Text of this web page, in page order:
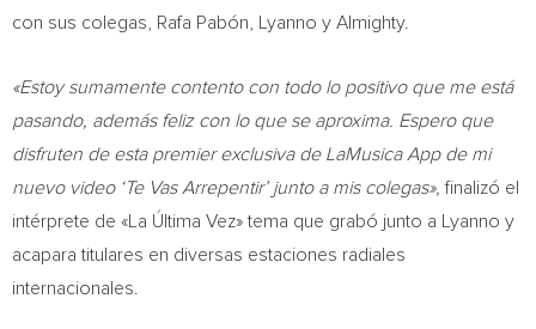
con sus colegas, Rafa Pabón, Lyanno y Almighty.
«Estoy sumamente contento con todo lo positivo que me está
pasando, además feliz con lo que se aproxima. Espero que
disfruten de esta premier exclusiva de LaMusica App de mi
nuevo video ‘Te Vas Arrepentir’ junto a mis colegas», finalizó el
intérprete de «La Última Vez» tema que grabó junto a Lyanno y
acapara titulares en diversas estaciones radiales
internacionales.